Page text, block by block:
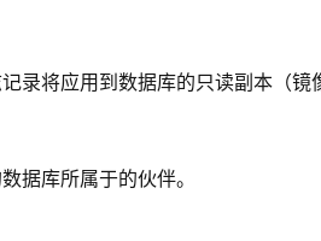
录将应用到数据库的只读副本（镜
据库所属于的伙伴。